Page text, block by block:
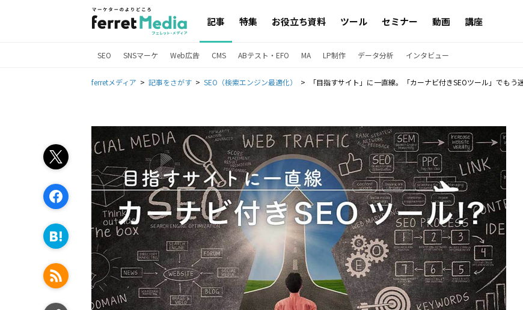
記事 特集 お役立ち資料 ツール セミナー 動画 講座
SEO SNSマーケ Web広告 CMS ABテスト・EFO MA LP制作 データ分析 インタビュー
ferretメディア 記事をさがす SEO（検索エンジン最適化） 「目指すサイト」に一直線。「カーナビ付きSEOツール」でもう